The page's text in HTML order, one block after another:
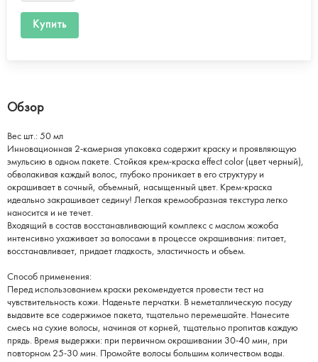
Купить
Обзор
Вес шт.: 50 мл
Инновационная 2-камерная упаковка содержит краску и проявляющую
эмульсию в одном пакете. Стойкая крем-краска effect color (цвет черный),
обволакивая каждый волос, глубоко проникает в его структуру и
окрашивает в сочный, объемный, насыщенный цвет. Крем-краска
идеально закрашивает седину! Легкая кремообразная текстура легко
наносится и не течет.
Входящий в состав восстанавливающий комплекс с маслом жожоба
интенсивно ухаживает за волосами в процессе окрашивания: питает,
восстанавливает, придает гладкость, эластичность и объем.
Способ применения:
Перед использованием краски рекомендуется провести тест на
чувствительность кожи. Наденьте перчатки. В неметаллическую посуду
выдавите все содержимое пакета, тщательно перемешайте. Нанесите
смесь на сухие волосы, начиная от корней, тщательно пропитав каждую
прядь. Время выдержки: при первичном окрашивании 30-40 мин, при
повторном 25-30 мин. Промойте волосы большим количеством воды.